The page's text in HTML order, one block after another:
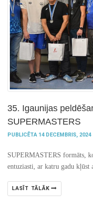
35. Igaunijas
SUPERMASTERS
PUBLICĒTA 14 DECEMBRIS, 2024
SUPERMASTERS formāts,
entuziasti, ar katru gadu kļūst
LASĪT TĀLĀK